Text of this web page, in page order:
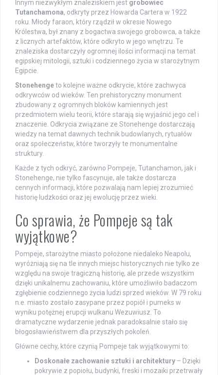
Innym niezwykłym znaleziskiem jest grobowiec
Tutanchamona, odkryty przez Howarda Cartera w 1922
roku. Młody faraon, który rządził w okresie Nowego
Królestwa, był znany z bogactwa swojego grobowca, a także
z licznych artefaktów, które odkryto w jego wnętrzu. Te
znaleziska dostarczyły ogromnej ilości informacji na temat
egipskiej mitologii, sztuki i codziennego życia w starożytnym
Egipcie.
Stonehengeto kolejne ważne odkrycie, które zachwyca
odkrywców od wieków. Ten prehistoryczny monument
zbudowany z ogromnych bloków kamiennych jest
przedmiotem wielu teorii, które starają się wyjaśnić jego cel i
znaczenie. Odkrycia związane ze Stonehenge dostarczają
wiedzy na temat dawnych technik budowlanych, rytuałów
oraz społeczeństw, które tworzyły te monumentalne
struktury.
Każde z tych odkryć, zarówno Pompeje, Tutanchamon, jak i
Stonehenge, nie tylko fascynuje, ale także dostarcza
cennych informacji, które pozwalają nam lepiej zrozumieć
historię ludzkości oraz jej ewolucję przez wieki.
Co sprawia, że Pompeje są tak
wyjątkowe?
Pompeje, starożytne miasto położone niedaleko Neapolu,
wyróżniają się na tle innych miejsc historycznych nie tylko ze
względu na swoje tragiczną historię, ale przede wszystkim
dzięki unikalnemu zachowaniu, które umożliwiło badaczom
zgłębienie codziennego życia ludzi sprzed wieków. W 79 roku
n.e. miasto zostało zasypane przez popiół i pumeks w
wyniku potężnej erupcji wulkanu Wezuwiusz. To
dramatyczne wydarzenie jednak paradoksalnie stało się
błogosławieństwem dla przyszłych pokoleń.
Główne cechy, które czynią Pompeje tak wyjątkowymi to:
Doskonałe zachowanie sztuki i architektury – Dzięki
pokrywie z popiołu, budynki, freski i mozaiki przetrwały